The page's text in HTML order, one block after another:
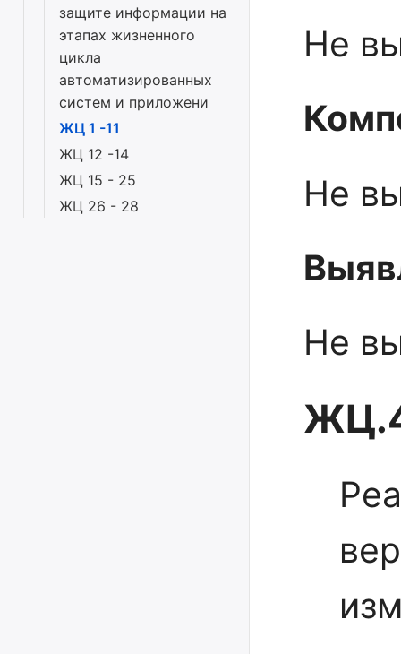
защите информации на
этапах жизненного
цикла
автоматизированных
систем и приложени
ЖЦ 1 -11
ЖЦ 12 -14
ЖЦ 15 - 25
ЖЦ 26 - 28
Не
Не
Не